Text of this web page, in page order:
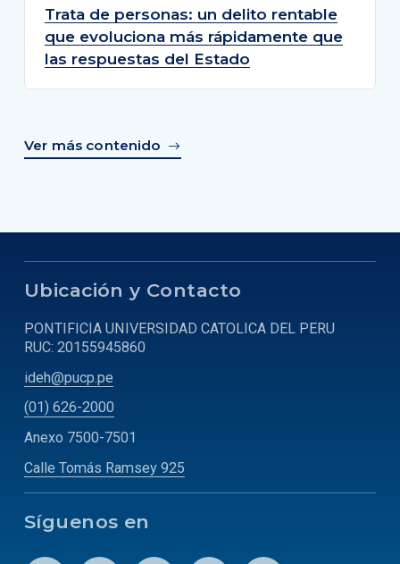
Trata de personas: un delito rentable
que evoluciona más rápidamente que
las respuestas del Estado
Ver más contenido
Ubicación y Contacto
PONTIFICIA UNIVERSIDAD CATOLICA DEL PERU
RUC: 20155945860
ideh@pucp.pe
(01) 626-2000
Anexo 7500-7501
Calle Tomás Ramsey 925
Síguenos en